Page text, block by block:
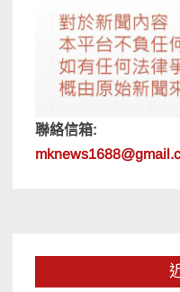
聯絡信箱: